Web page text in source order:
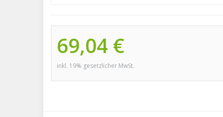
69,04 €
inkl. 19% gesetzlicher MwSt.